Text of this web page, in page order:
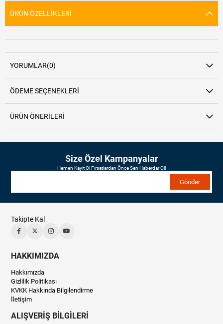
ÜRÜN ÖZELLIKLERI
YORUMLAR(0)
ÖDEME SEÇENEKLERI
ÜRÜN ÖNERILERI
Size Özel Kampanyalar
Hemen Kayıt Ol Fırsatlardan Önce Sen Haberdar Ol!
Gönder
Takipte Kal
HAKKIMIZDA
Hakkımızda
Gizlilik Politikası
KVKK Hakkında Bilgilendirme
İletişim
ALIŞVERİŞ BİLGİLERİ